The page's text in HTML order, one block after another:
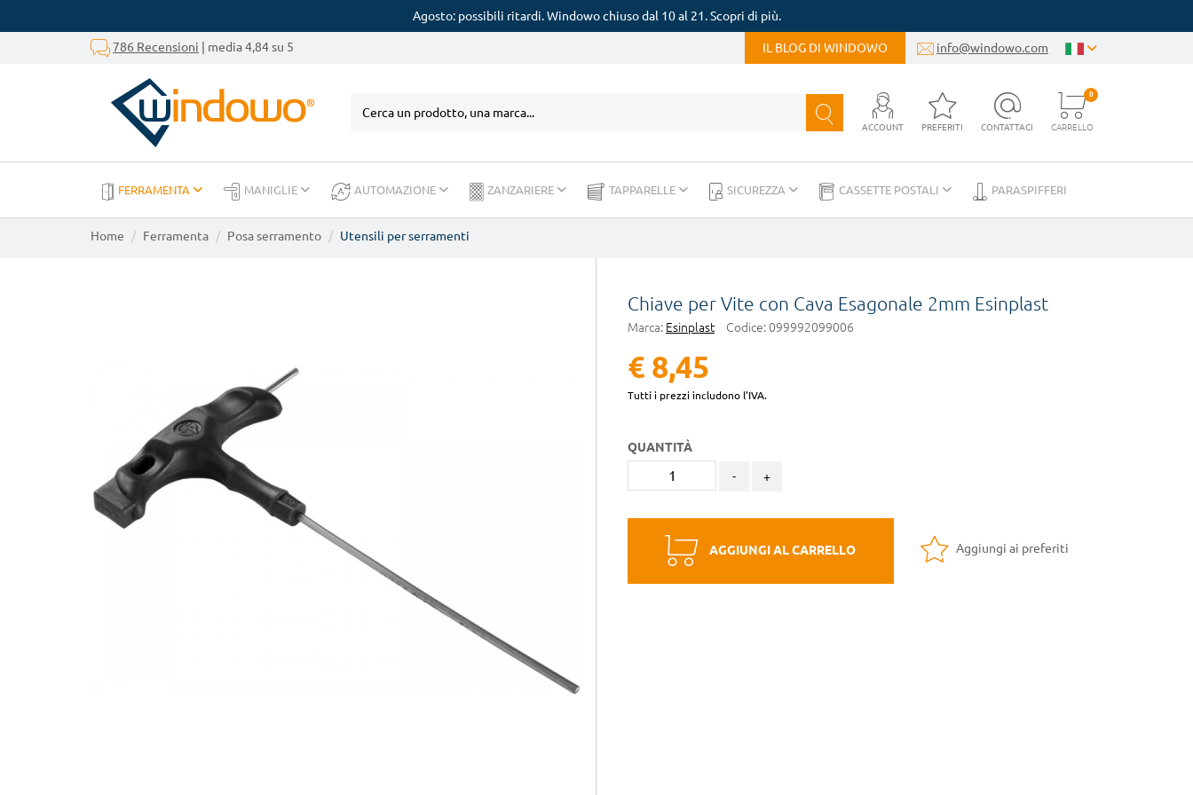
Agosto: possibili ritardi. Windowo chiuso dal 10 al 21. Scopri di più.
786 Recensioni | media 4,84 su 5 IL BLOG DI WINDOWO info@windowo.com
ACCOUNT PREFERITI CONTATTACI CARRELLO
0
FERRAMENTA MANIGLIE AUTOMAZIONE ZANZARIERE TAPPARELLE SICUREZZA CASSETTE POSTALI PARASPIFFERI
Home Ferramenta Posa serramento Utensili per serramenti
Chiave per Vite con Cava Esagonale 2mm Esinplast
Marca: Esinplast Codice:099992099006
€ 8,45
Tutti i prezzi includono l'IVA.
QUANTITÀ
- +
AGGIUNGI AL CARRELLO Aggiungi ai preferiti